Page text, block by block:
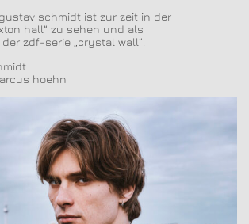
schmidt ist zur zeit in der
hall“ zu sehen und als
zdf-serie „crystal wall“.
hoehn